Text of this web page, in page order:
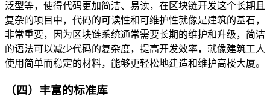
泛型等，使得代码更加简洁、易读，在区块链开发这个长期且
复杂的项目中，代码的可读性和可维护性就像是建筑的基石，
非常重要，因为区块链系统通常需要长期的维护和升级，简洁
的语法可以减少代码的复杂度，提高开发效率，就像建筑工人
使用简单而稳定的材料，能够更轻松地建造和维护高楼大厦。
（四）丰富的标准库